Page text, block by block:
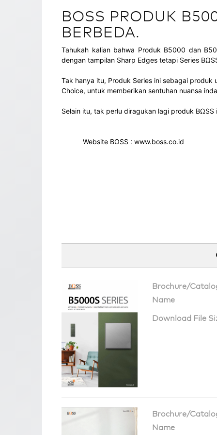
BOSS PRODUK
BERBEDA.
Tahukah kalian bahwa Produk B5000 dan
dengan tampilan Sharp Edges tetapi Series
Tak hanya itu, Produk Series ini sebagai
Choice, untuk memberikan sentuhan nuansa
Selain itu, tak perlu diragukan lagi produk
Website BOSS : www.boss.co.id
Brochure/
Name
Download File
Brochure/
Name